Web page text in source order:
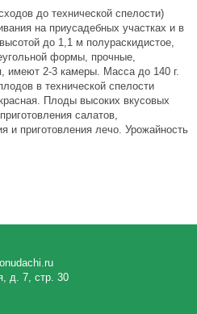
до технической спелости)
на приусадебных участках и в
до 1,1 м полураскидистое,
формы, прочные,
имеют 2-3 камеры. Масса до 140 г.
в технической спелости
Плоды высоких вкусовых
салатов,
и приготовления лечо. Урожайность
д. 7, стр. 30